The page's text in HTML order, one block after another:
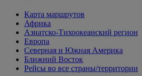
Карта маршрутов
Африка
Азиатско-Тихоокеанский регион
Европа
Северная и Южная Америка
Ближний Восток
Рейсы во все страны/территории